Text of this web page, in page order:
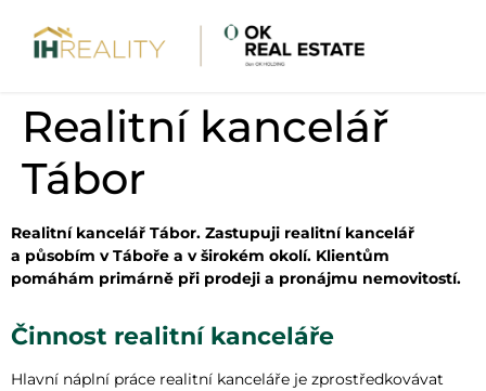
Realitní kancelář
Tábor
Realitní kancelář Tábor. Zastupuji realitní kancelář
a působím v Táboře a v širokém okolí. Klientům
pomáhám primárně při prodeji a pronájmu nemovitostí.
Činnost realitní kanceláře
Hlavní náplní práce realitní kanceláře je zprostředkovávat